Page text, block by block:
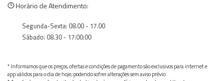
Horário de Atendimento:
Segunda-Sexta: 08.00 - 17.00
Sábado: 08.30 - 17:00:00
* Informamos que os preços, ofertas e condições de pagamento são exclusivos para internet e
app válidos para o dia de hoje, podendo sofrer alterações sem aviso prévio.